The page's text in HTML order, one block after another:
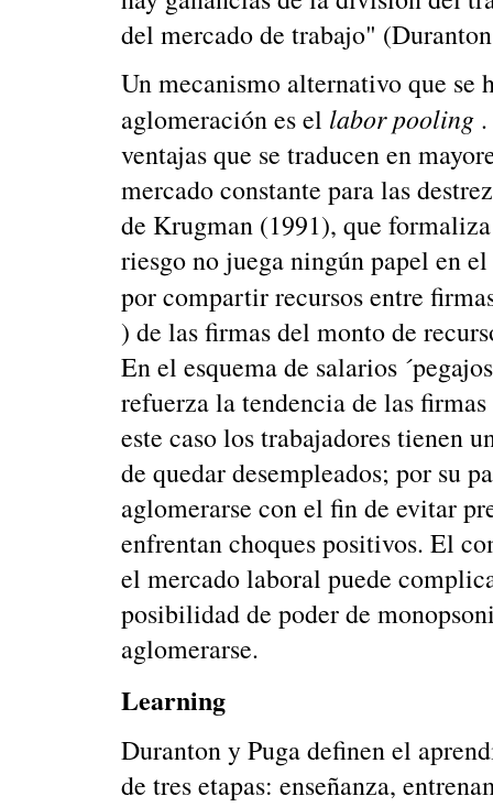
del mercado de trabajo"
Un mecanismo alternativo que se
aglomeración es el labor pooling
ventajas que se traducen en
mercado constante para las
de Krugman (1991), que
riesgo no juega ningún papel en
por compartir recursos entre
) de las firmas del monto de
En el esquema de salarios
refuerza la tendencia de las
este caso los trabajadores tienen
de quedar desempleados; por su
aglomerarse con el fin de evitar
enfrentan choques positivos. El
el mercado laboral puede
posibilidad de poder de
aglomerarse.
Learning
Duranton y Puga definen el
de tres etapas: enseñanza,